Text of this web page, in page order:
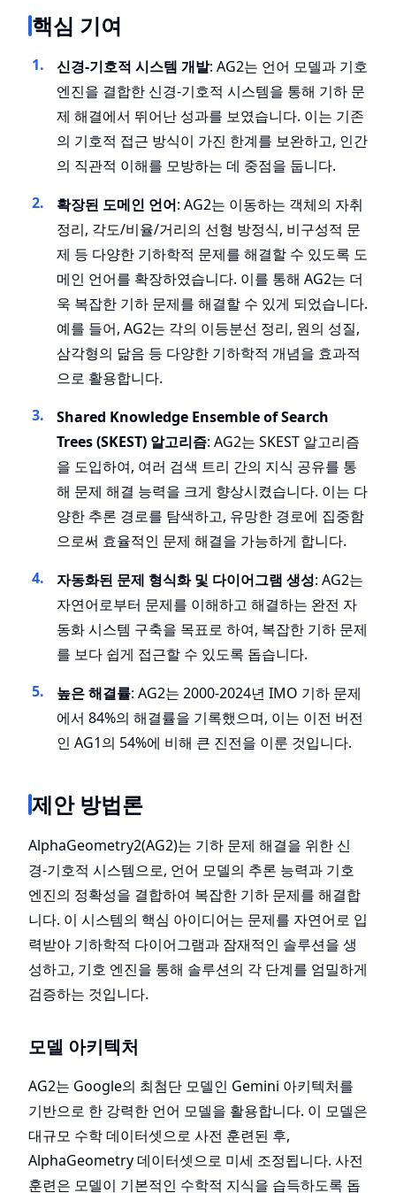
핵심 기여
신경-기호적 시스템 개발: AG2는 언어 모델과 기호
엔진을 결합한 신경-기호적 시스템을 통해 기하 문
제 해결에서 뛰어난 성과를 보였습니다. 이는 기존
의 기호적 접근 방식이 가진 한계를 보완하고, 인간
의 직관적 이해를 모방하는 데 중점을 둡니다.
확장된 도메인 언어: AG2는 이동하는 객체의 자취
정리, 각도/비율/거리의 선형 방정식, 비구성적 문
제 등 다양한 기하학적 문제를 해결할 수 있도록 도
메인 언어를 확장하였습니다. 이를 통해 AG2는 더
욱 복잡한 기하 문제를 해결할 수 있게 되었습니다.
예를 들어, AG2는 각의 이등분선 정리, 원의 성질,
삼각형의 닮음 등 다양한 기하학적 개념을 효과적
으로 활용합니다.
Shared Knowledge Ensemble of Search
Trees (SKEST) 알고리즘: AG2는 SKEST 알고리즘
을 도입하여, 여러 검색 트리 간의 지식 공유를 통
해 문제 해결 능력을 크게 향상시켰습니다. 이는 다
양한 추론 경로를 탐색하고, 유망한 경로에 집중함
으로써 효율적인 문제 해결을 가능하게 합니다.
자동화된 문제 형식화 및 다이어그램 생성: AG2는
자연어로부터 문제를 이해하고 해결하는 완전 자
동화 시스템 구축을 목표로 하여, 복잡한 기하 문제
를 보다 쉽게 접근할 수 있도록 돕습니다.
높은 해결률: AG2는 2000-2024년 IMO 기하 문제
에서 84%의 해결률을 기록했으며, 이는 이전 버전
인 AG1의 54%에 비해 큰 진전을 이룬 것입니다.
제안 방법론
AlphaGeometry2(AG2)는 기하 문제 해결을 위한 신
경-기호적 시스템으로, 언어 모델의 추론 능력과 기호
엔진의 정확성을 결합하여 복잡한 기하 문제를 해결합
니다. 이 시스템의 핵심 아이디어는 문제를 자연어로 입
력받아 기하학적 다이어그램과 잠재적인 솔루션을 생
성하고, 기호 엔진을 통해 솔루션의 각 단계를 엄밀하게
검증하는 것입니다.
모델 아키텍처
AG2는 Google의 최첨단 모델인 Gemini 아키텍처를
기반으로 한 강력한 언어 모델을 활용합니다. 이 모델은
대규모 수학 데이터셋으로 사전 훈련된 후,
AlphaGeometry 데이터셋으로 미세 조정됩니다. 사전
훈련은 모델이 기본적인 수학적 지식을 습득하도록 돕